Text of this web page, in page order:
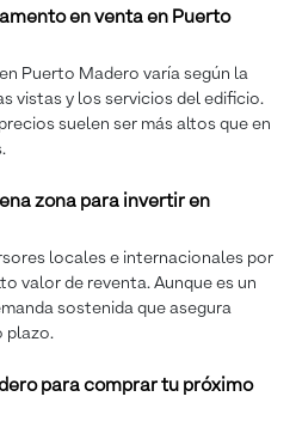
en venta en Puerto
Puerto Madero varía según la
vistas y los servicios del edificio.
suelen ser más altos que en
zona para invertir en
locales e internacionales por
valor de reventa. Aunque es un
sostenida que asegura
plazo.
para comprar tu próximo